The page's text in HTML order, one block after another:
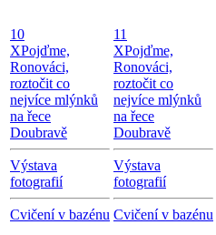
10
XPojďme,
Ronováci,
roztočit co
nejvíce mlýnků
na řece
Doubravě
Výstava
fotografií
Cvičení v bazénu
11
XPojďme,
Ronováci,
roztočit co
nejvíce mlýnků
na řece
Doubravě
Výstava
fotografií
Cvičení v bazénu